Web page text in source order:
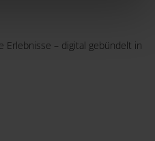
späteren
.
Erlebnisse – digital gebündelt in